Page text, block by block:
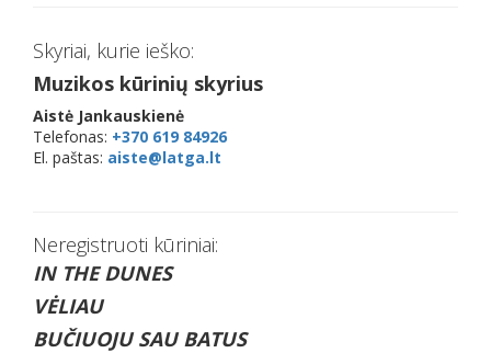
Skyriai, kurie ieško:
Muzikos kūrinių skyrius
Aistė Jankauskienė
Telefonas: +370 619 84926
El. paštas: aiste@latga.lt
Neregistruoti kūriniai:
IN THE DUNES
VĖLIAU
BUČIUOJU SAU BATUS